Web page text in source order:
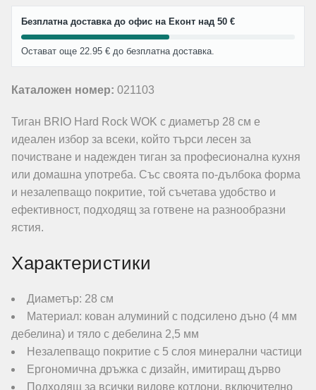
Безплатна доставка до офис на Еконт над 50 €
Остават още 22.95 € до безплатна доставка.
Каталожен номер: 021103
Тиган BRIO Hard Rock WOK с диаметър 28 см е
идеален избор за всеки, който търси лесен за
почистване и надежден тиган за професионална кухня
или домашна употреба. Със своята по-дълбока форма
и незалепващо покритие, той съчетава удобство и
ефективност, подходящ за готвене на разнообразни
ястия.
Характеристики
Диаметър: 28 см
Материал: кован алуминий с подсилено дъно (4 мм
дебелина) и тяло с дебелина 2,5 мм
Незалепващо покритие с 5 слоя минерални частици
Ергономична дръжка с дизайн, имитиращ дърво
Подходящ за всички видове котлони, включително